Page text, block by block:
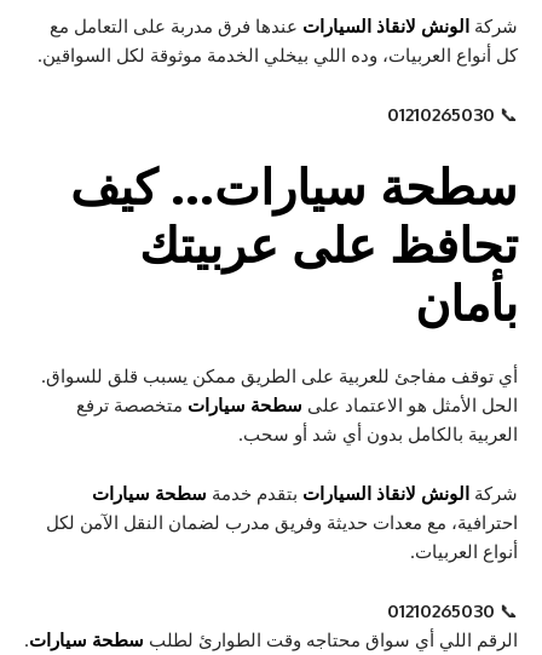
شركة الونش لانقاذ السيارات عندها فرق مدربة على التعامل مع
كل أنواع العربيات، وده اللي بيخلي الخدمة موثوقة لكل السواقين.
📞
01210265030
سطحة سيارات… كيف
تحافظ على عربيتك
بأمان
أي توقف مفاجئ للعربية على الطريق ممكن يسبب قلق للسواق.
الحل الأمثل هو الاعتماد على سطحة سيارات متخصصة ترفع
العربية بالكامل بدون أي شد أو سحب.
شركة الونش لانقاذ السيارات بتقدم خدمة سطحة سيارات
احترافية، مع معدات حديثة وفريق مدرب لضمان النقل الآمن لكل
أنواع العربيات.
📞
01210265030
الرقم اللي أي سواق محتاجه وقت الطوارئ لطلب سطحة سيارات.